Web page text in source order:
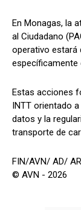
En Monagas, la
al Ciudadano
operativo estará
específicamente
Estas acciones
INTT orientado
datos y la
transporte de
FIN/AVN/ AD/
© AVN - 2026